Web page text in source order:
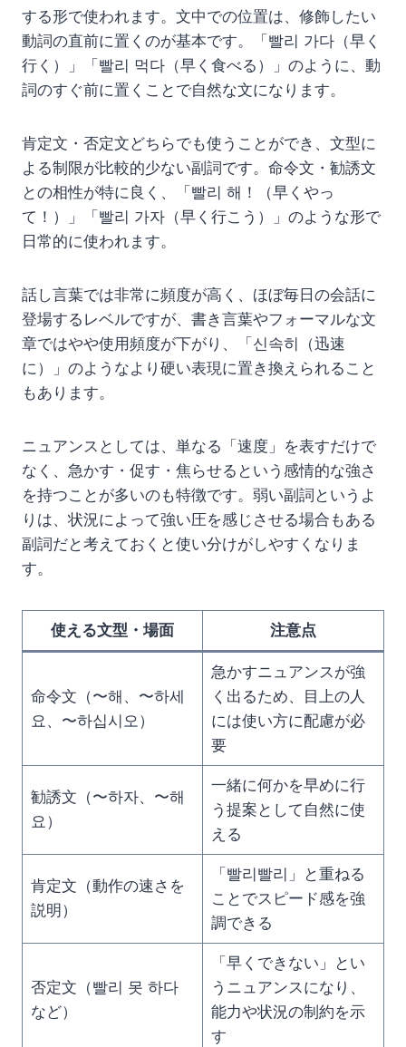
する形で使われます。文中での位置は、修飾したい
動詞の直前に置くのが基本です。「빨리 가다（早く
行く）」「빨리 먹다（早く食べる）」のように、動
詞のすぐ前に置くことで自然な文になります。
肯定文・否定文どちらでも使うことができ、文型に
よる制限が比較的少ない副詞です。命令文・勧誘文
との相性が特に良く、「빨리 해！（早くやっ
て！）」「빨리 가자（早く行こう）」のような形で
日常的に使われます。
話し言葉では非常に頻度が高く、ほぼ毎日の会話に
登場するレベルですが、書き言葉やフォーマルな文
章ではやや使用頻度が下がり、「신속히（迅速
に）」のようなより硬い表現に置き換えられること
もあります。
ニュアンスとしては、単なる「速度」を表すだけで
なく、急かす・促す・焦らせるという感情的な強さ
を持つことが多いのも特徴です。弱い副詞というよ
りは、状況によって強い圧を感じさせる場合もある
副詞だと考えておくと使い分けがしやすくなりま
す。
使える文型・場面 注意点
命令文（〜해、〜하세
요、〜하십시오）
急かすニュアンスが強
く出るため、目上の人
には使い方に配慮が必
要
勧誘文（〜하자、〜해
요）
一緒に何かを早めに行
う提案として自然に使
える
肯定文（動作の速さを
説明）
「빨리빨리」と重ねる
ことでスピード感を強
調できる
否定文（빨리 못 하다
など）
「早くできない」とい
うニュアンスになり、
能力や状況の制約を示
す